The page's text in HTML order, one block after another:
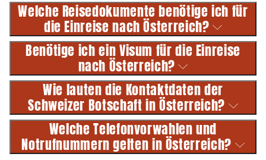
Welche Reisedokumente benötige ich für
die Einreise nach Österreich?
Benötige ich ein Visum für die Einreise
nach Österreich?
Wie lauten die Kontaktdaten der
Schweizer Botschaft in Österreich?
Welche Telefonvorwahlen und
Notrufnummern gelten in Österreich?